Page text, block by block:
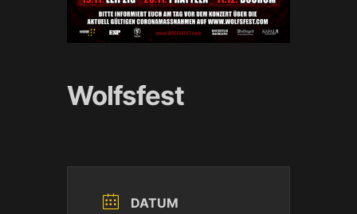
Wolfsfest
DATUM